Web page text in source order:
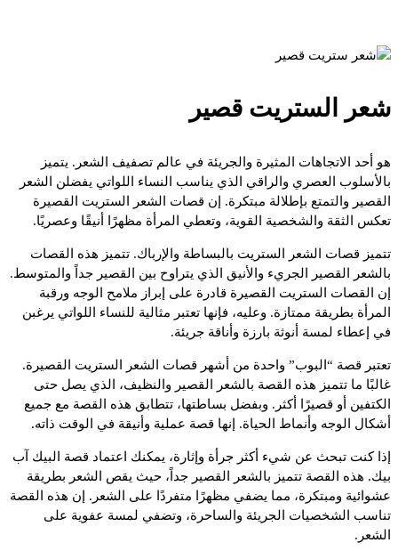
شعر الستريت قصير
هو أحد الاتجاهات المثيرة والجريئة في عالم تصفيف الشعر. يتميز
بالأسلوب العصري والراقي الذي يناسب النساء اللواتي يفضلن الشعر
القصير والتمتع بإطلالة مبتكرة. إن قصات الشعر الستريت القصيرة
تعكس الثقة والشخصية القوية، وتعطي المرأة مظهرًا أنيقًا وعصريًا.
تتميز قصات الشعر الستريت بالبساطة والإرباك. تتميز هذه القصات
بالشعر القصير الجريء والأنيق الذي يتراوح بين القصير جداً والمتوسط.
إن القصات الستريت القصيرة قادرة على إبراز ملامح الوجه ورقبة
المرأة بطريقة ممتازة. وعليه، فإنها تعتبر مثالية للنساء اللواتي يرغبن
في إعطاء لمسة أنوثة بارزة وأناقة جريئة.
تعتبر قصة “البوب” واحدة من أشهر قصات الشعر الستريت القصيرة.
غالبًا ما تتميز هذه القصة بالشعر القصير والنظيف، الذي يصل حتى
الكتفين أو قصيرًا أكثر. وبفضل بساطتها، تتطابق هذه القصة مع جميع
أشكال الوجه وأنماط الحياة. إنها قصة عملية وأنيقة في الوقت ذاته.
إذا كنت تبحث عن شيء أكثر جرأة وإثارة، يمكنك اعتماد قصة البيك آب
بيك. هذه القصة تتميز بالشعر القصير جداً، حيث يقص الشعر بطريقة
عشوائية ومبتكرة، مما يضفي مظهرًا متفردًا على الشعر. إن هذه القصة
تناسب الشخصيات الجريئة والساحرة، وتضفي لمسة عفوية على
الشعر.